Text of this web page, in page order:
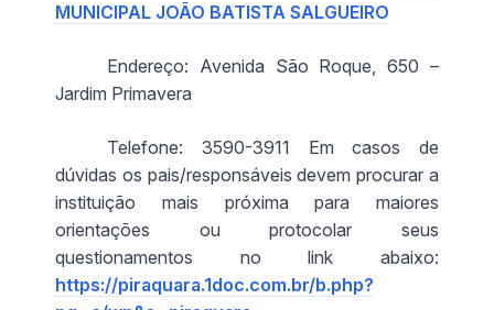
MUNICIPAL JOÃO BATISTA SALGUEIRO
Endereço: Avenida São Roque, 650 –
Jardim Primavera
Telefone: 3590-3911 Em casos de
dúvidas os pais/responsáveis devem procurar a
instituição mais próxima para maiores
orientações ou protocolar seus
questionamentos no link abaixo:
https://piraquara.1doc.com.br/b.php?